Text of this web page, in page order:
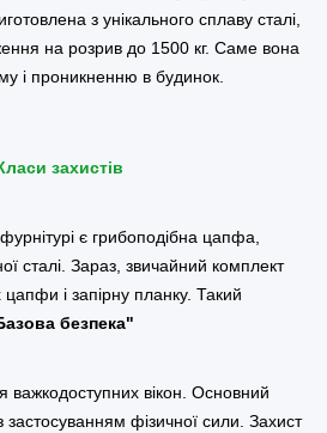
з унікального сплаву сталі,
на розрив до 1500 кг. Саме вона
і проникненню в будинок.
захистів
є грибоподібна цапфа,
сталі. Зараз, звичайний комплект
і запірну планку. Такий
безпека"
важкодоступних вікон. Основний
застосуванням фізичної сили. Захист